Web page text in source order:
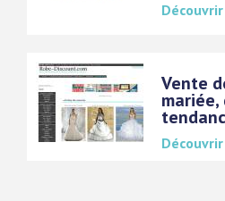
Vente
mariée,